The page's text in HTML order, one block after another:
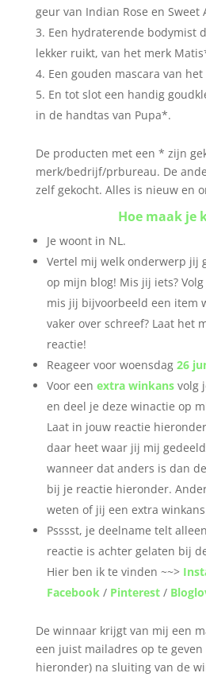
geur van Indian Rose en Sweet
Een hydraterende bodymist
lekker ruikt, van het merk
Een gouden mascara van
En tot slot een handig
in de handtas van Pupa*.
De producten met een * zijn
merk/bedrijf/prbureau. De
zelf gekocht. Alles is nieuw en
Hoe maak je
Je woont in NL.
Vertel mij welk onderwerp jij
op mijn blog! Mis jij iets?
mis jij bijvoorbeeld een item
vaker over schreef? Laat het
reactie!
Reageer voor woensdag26
Voor een extra winkansvolg
en deel je deze winactie op
Laat in jouw reactie
daar heet waar jij mij
wanneer dat anders is dan
bij je reactie hieronder.
weten of jij een extra
Psssst, je deelname telt
reactie is achter gelaten bij
Hier ben ik te vinden ~~>
Facebook/ Pinterest/
De winnaar krijgt van mij een
een juist mailadres op te
hieronder) na sluiting van de